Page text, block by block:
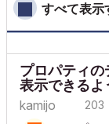
すべて表示
プロパティ
表示できるよ
kamijo 203